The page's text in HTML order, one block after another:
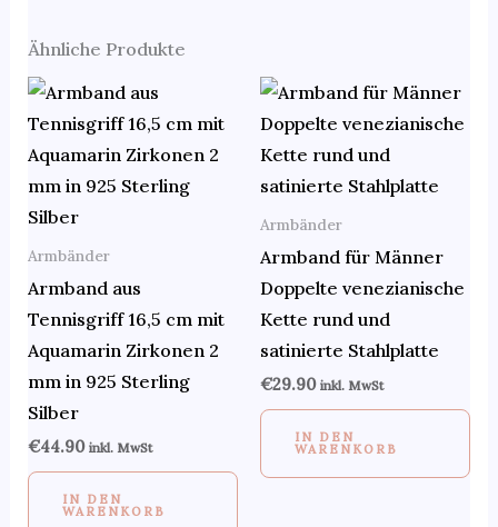
Ähnliche Produkte
Armbänder
Armband aus
Tennisgriff 16,5 cm mit
Aquamarin Zirkonen 2
mm in 925 Sterling
Silber
€44.90 inkl. MwSt
IN DEN
WARENKORB
Armbänder
Armband für Männer
Doppelte venezianische
Kette rund und
satinierte Stahlplatte
€29.90 inkl. MwSt
IN DEN
WARENKORB